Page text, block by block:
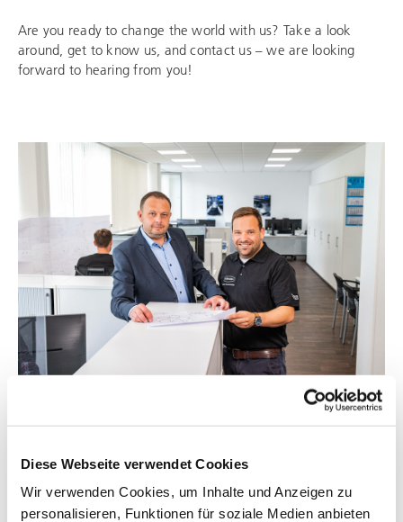
Diese Webseite verwendet Cookies
Wir verwenden Cookies, um Inhalte und Anzeigen zu
personalisieren, Funktionen für soziale Medien anbieten
Are you ready to change the world with us? Take a look
around, get to know us, and contact us – we are looking
forward to hearing from you!
What is it like to work for us? What skills are we looking for?
Get a first impression.